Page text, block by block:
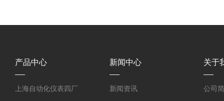
产品中心
上海自动化仪表四厂
新闻中心
新闻资讯
关于
公司